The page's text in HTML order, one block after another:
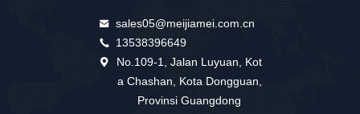
sales05@meijiamei.com.cn
13538396649
No.109-1, Jalan Luyuan, Kot
a Chashan, Kota Dongguan,
Provinsi Guangdong